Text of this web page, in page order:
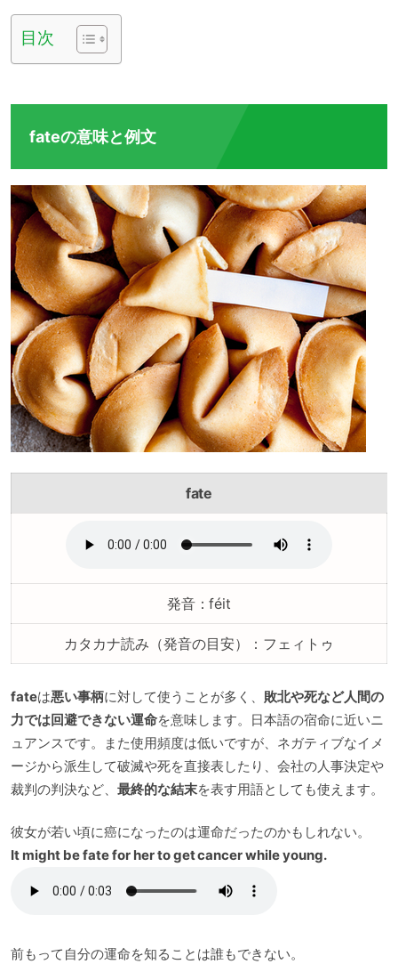
目次
fateの意味と例文
fate
発音：féit
カタカナ読み（発音の目安）：フェィトゥ
fateは悪い事柄に対して使うことが多く、 敗北や死など人間の
力では回避できない運命を意味します。日本語の宿命に近いニ
ュアンスです。また使用頻度は低いですが、ネガティブなイメ
ージから派生して破滅や死を直接表したり、会社の人事決定や
裁判の判決など、 最終的な結末を表す用語としても使えます。
彼女が若い頃に癌になったのは運命だったのかもしれない。
It might be fate for her to get cancer while young.
前もって自分の運命を知ることは誰もできない。